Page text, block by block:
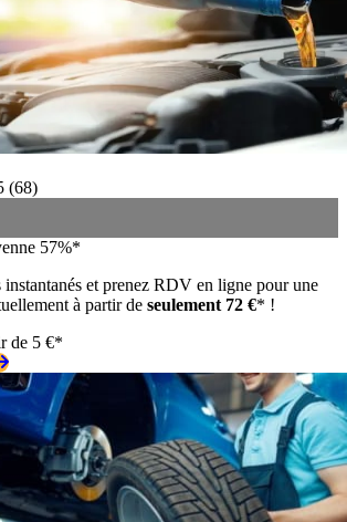
(68)
57%*
instantanés et prenez RDV en ligne pour une
à partir de seulement 72 €* !
de 5 €*